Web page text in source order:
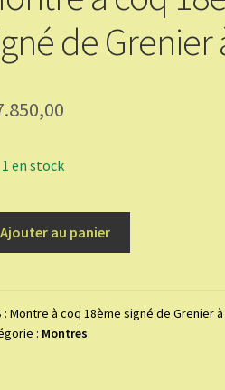
de Grenier
1 en stock
Ajouter au panier
:Montre à coq 18ème signé de Grenier à
: Montres